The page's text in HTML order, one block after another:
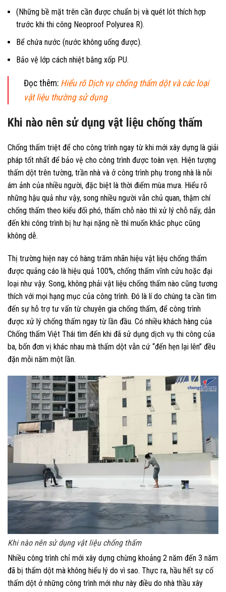
(Những bề mặt trên cần được chuẩn bị và quét lót thích hợp
trước khi thi công Neoproof Polyurea R).
Bể chứa nước (nước không uống được).
Bảo vệ lớp cách nhiệt bằng xốp PU.
Đọc thêm: Hiểu rõ Dịch vụ chống thấm dột và các loại
vật liệu thường sử dụng
Khi nào nên sử dụng vật liệu chống thấm
Chống thấm triệt để cho công trình ngay từ khi mới xây dựng là giải
pháp tốt nhất để bảo vệ cho công trình được toàn vẹn. Hiện tượng
thấm dột trên tường, trần nhà và ở công trình phụ trong nhà là nỗi
ám ảnh của nhiều người, đặc biệt là thời điểm mùa mưa. Hiểu rõ
những hậu quả như vậy, song nhiều người vẫn chủ quan, thậm chí
chống thấm theo kiểu đối phó, thấm chỗ nào thì xử lý chỗ nấy, dẫn
đến khi công trình bị hư hại nặng nề thì muốn khắc phục cũng
không dễ.
Thị trường hiện nay có hàng trăm nhãn hiệu vật liệu chống thấm
được quảng cáo là hiệu quả 100%, chống thấm vĩnh cửu hoặc đại
loại như vậy. Song, không phải vật liệu chống thấm nào cũng tương
thích với mọi hạng mục của công trình. Đó là lí do chúng ta cần tìm
đến sự hỗ trợ tư vấn từ chuyên gia chống thấm, để công trình
được xử lý chống thấm ngay từ lần đầu. Có nhiều khách hàng của
Chống thấm Việt Thái tìm đến khi đã sử dụng dịch vụ thi công của
ba, bốn đơn vị khác nhau mà thấm dột vẫn cứ “đến hẹn lại lên” đều
đặn mỗi năm một lần.
Khi nào nên sử dụng vật liệu chống thấm
Nhiều công trình chỉ mới xây dựng chừng khoảng 2 năm đến 3 năm
đã bị thấm dột mà không hiểu lý do vì sao. Thực ra, hầu hết sự cố
thấm dột ở những công trình mới như này điều do nhà thầu xây